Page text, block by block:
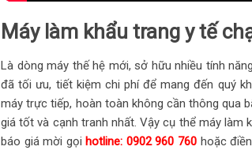
Máy làm khẩu trang y tế
Là dòng máy thế hệ mới, sở hữu nhiều tính
đã tối ưu, tiết kiệm chi phí để mang đến quý
máy trực tiếp, hoàn toàn không cần thông qua
giá tốt và cạnh tranh nhất. Vậy cụ thể máy làm
báo giá mời gọihotline: 0902 960 760hoặc điền